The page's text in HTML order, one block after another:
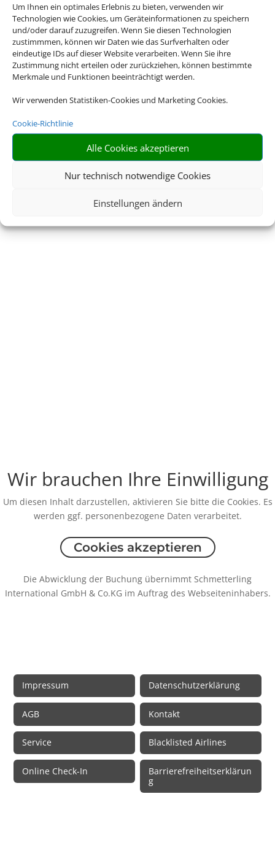
Um Ihnen ein optimales Erlebnis zu bieten, verwenden wir
Technologien wie Cookies, um Geräteinformationen zu speichern
und/oder darauf zuzugreifen. Wenn Sie diesen Technologien
zustimmmen, können wir Daten wie das Surfverhalten oder
eindeutige IDs auf dieser Website verarbeiten. Wenn Sie ihre
Zustimmung nicht erteilen oder zurückziehen, können bestimmte
Merkmale und Funktionen beeinträchtigt werden.
Wir verwenden Statistiken-Cookies und Marketing Cookies.
Cookie-Richtlinie
Alle Cookies akzeptieren
Nur technisch notwendige Cookies
Einstellungen ändern
Wir brauchen Ihre Einwilligung
Um diesen Inhalt darzustellen, aktivieren Sie bitte die Cookies. Es
werden ggf. personenbezogene Daten verarbeitet.
Cookies akzeptieren
Die Abwicklung der Buchung übernimmt Schmetterling
International GmbH & Co.KG im Auftrag des Webseiteninhabers.
Impressum Datenschutzerklärung
AGB Kontakt
Service Blacklisted Airlines
Online Check-In
Barrierefreiheitserklärun
g